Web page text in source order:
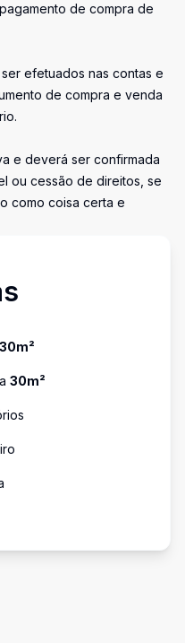
de compra de
efetuados nas contas e
de compra e venda
e deverá ser confirmada
ou cessão de direitos, se
como coisa certa e
30m²
30m²
s